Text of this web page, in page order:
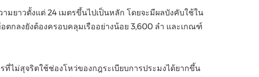
มยาวตั้งแต่ 24 เมตรขึ้นไปเป็นหลัก โดยจะมีผลบังคับใช้ใน
กลงยังต้องครอบคลุมเรืออย่างน้อย 3,600 ลำ และเกณฑ์
ไม่สุจริตใช้ช่องโหว่ของกฎระเบียบการประมงได้ยากขึ้น